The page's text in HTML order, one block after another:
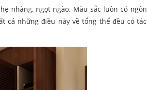
nhàng, ngọt ngào. Màu sắc luôn có ngôn
cả những điều này về tổng thể đều có tác